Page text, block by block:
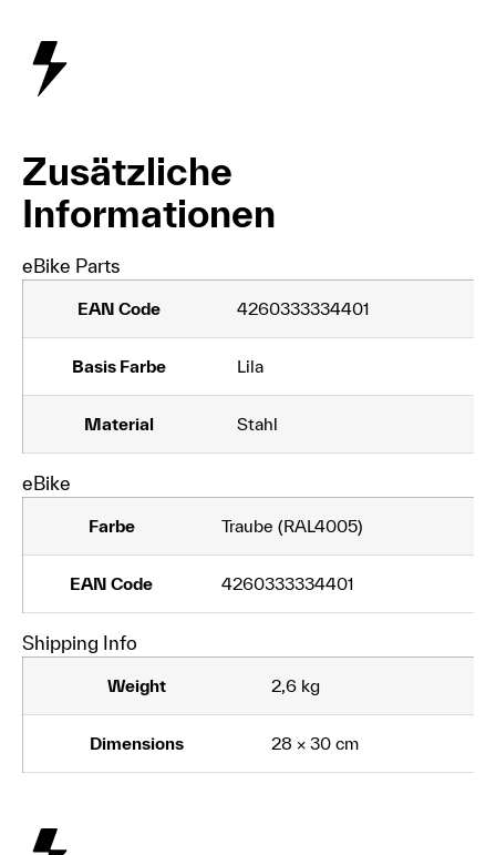
Zusätzliche
Informationen
eBike Parts
EAN Code 4260333334401
Basis Farbe Lila
Material Stahl
eBike
Farbe Traube (RAL4005)
EAN Code 4260333334401
Shipping Info
Weight 2,6 kg
Dimensions 28 × 30 cm